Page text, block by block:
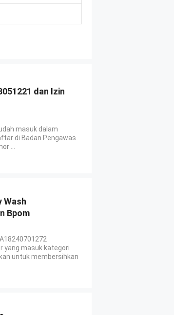
dan Izin
masuk dalam
di Badan Pengawas
...
Wash
Bpom
yang masuk kategori
untuk membersihkan